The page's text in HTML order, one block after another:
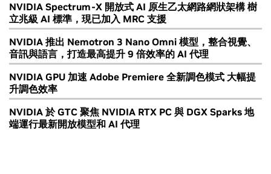
NVIDIA Spectrum-X 開放式 AI 原生乙太網路網狀架構 樹
立兆級 AI 標準，現已加入 MRC 支援
NVIDIA 推出 Nemotron 3 Nano Omni 模型，整合視覺、
音訊與語言，打造最高提升 9 倍效率的 AI 代理
NVIDIA GPU 加速 Adobe Premiere 全新調色模式 大幅提
升調色效率
NVIDIA 於 GTC 聚焦 NVIDIA RTX PC 與 DGX Sparks 地
端運行最新開放模型和 AI 代理